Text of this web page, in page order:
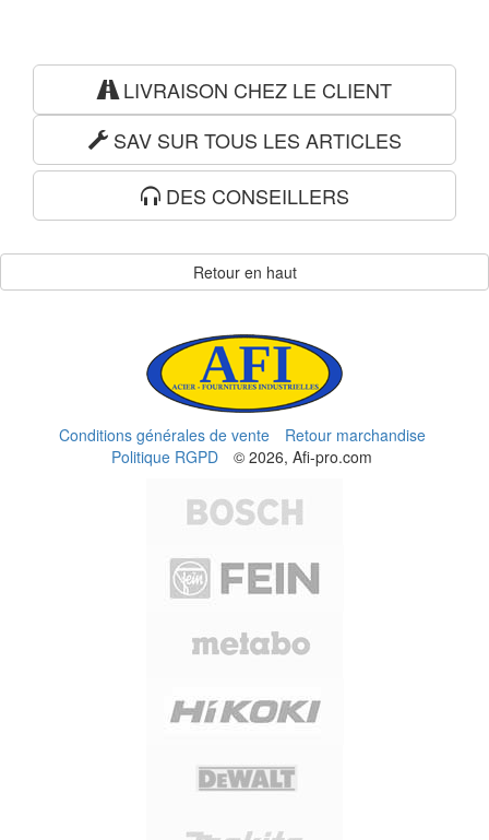
LIVRAISON CHEZ LE CLIENT
SAV SUR TOUS LES ARTICLES
DES CONSEILLERS
Retour en haut
Conditions générales de vente
Retour marchandise
Politique RGPD
© 2026, Afi-pro.com